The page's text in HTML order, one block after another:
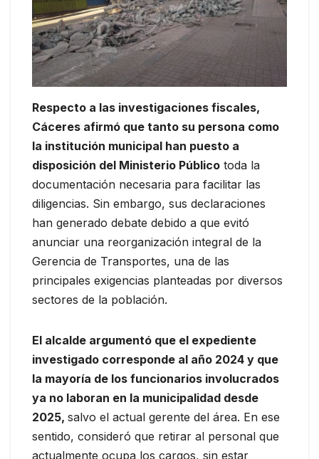
Respecto a las investigaciones fiscales,
Cáceres afirmó que tanto su persona como
la institución municipal han puesto a
disposición del Ministerio Público toda la
documentación necesaria para facilitar las
diligencias. Sin embargo, sus declaraciones
han generado debate debido a que evitó
anunciar una reorganización integral de la
Gerencia de Transportes, una de las
principales exigencias planteadas por diversos
sectores de la población.
El alcalde argumentó que el expediente
investigado corresponde al año 2024 y que
la mayoría de los funcionarios involucrados
ya no laboran en la municipalidad desde
2025, salvo el actual gerente del área. En ese
sentido, consideró que retirar al personal que
actualmente ocupa los cargos, sin estar